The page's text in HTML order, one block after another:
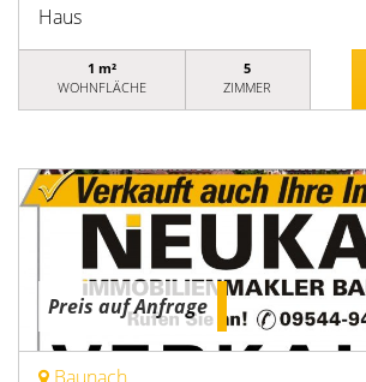
Haus
1 m²
WOHNFLÄCHE
5
ZIMMER
Preis auf Anfrage